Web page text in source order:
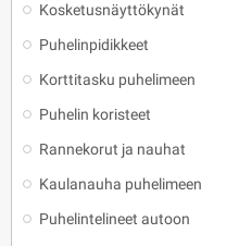
Kosketusnäyttökynät
Puhelinpidikkeet
Korttitasku puhelimeen
Puhelin koristeet
Rannekorut ja nauhat
Kaulanauha puhelimeen
Puhelintelineet autoon